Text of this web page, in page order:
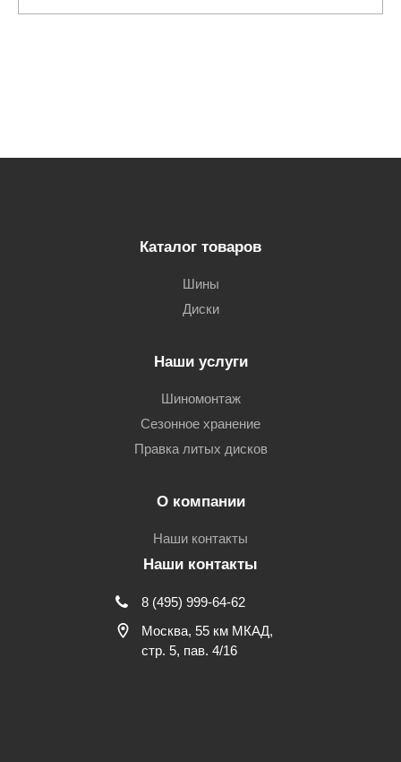
Каталог товаров
Шины
Диски
Наши услуги
Шиномонтаж
Сезонное хранение
Правка литых дисков
О компании
Наши контакты
Наши контакты
8 (495) 999-64-62
Москва, 55 км МКАД,
стр. 5, пав. 4/16